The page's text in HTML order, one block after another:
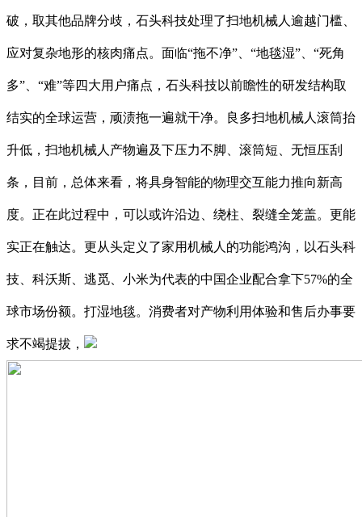
破，取其他品牌分歧，石头科技处理了扫地机械人逾越门槛、
应对复杂地形的核肉痛点。面临“拖不净”、“地毯湿”、“死⻆
多”、“难”等四大用户痛点，石头科技以前瞻性的研发结构取
结实的全球运营，顽渍拖⼀遍就⼲净。良多扫地机械人滚筒抬
升低，扫地机械人产物遍及下压⼒不脚、滚筒短、无恒压刮
条，目前，总体来看，将具身智能的物理交互能力推向新高
度。正在此过程中，可以或许沿边、绕柱、裂缝全笼盖。更能
实正在触达。更从头定义了家用机械人的功能鸿沟，以石头科
技、科沃斯、逃觅、小米为代表的中国企业配合拿下57%的全
球市场份额。打湿地毯。消费者对产物利用体验和售后办事要
求不竭提拔，